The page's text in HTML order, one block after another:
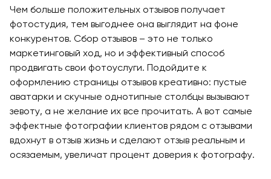
Чем больше положительных отзывов получает
фотостудия, тем выгоднее она выглядит на фоне
конкурентов. Сбор отзывов – это не только
маркетинговый ход, но и эффективный способ
продвигать свои фотоуслуги. Подойдите к
оформлению страницы отзывов креативно: пустые
аватарки и скучные однотипные столбцы вызывают
зевоту, а не желание их все прочитать. А вот самые
эффектные фотографии клиентов рядом с отзывами
вдохнут в отзыв жизнь и сделают отзыв реальным и
осязаемым, увеличат процент доверия к фотографу.